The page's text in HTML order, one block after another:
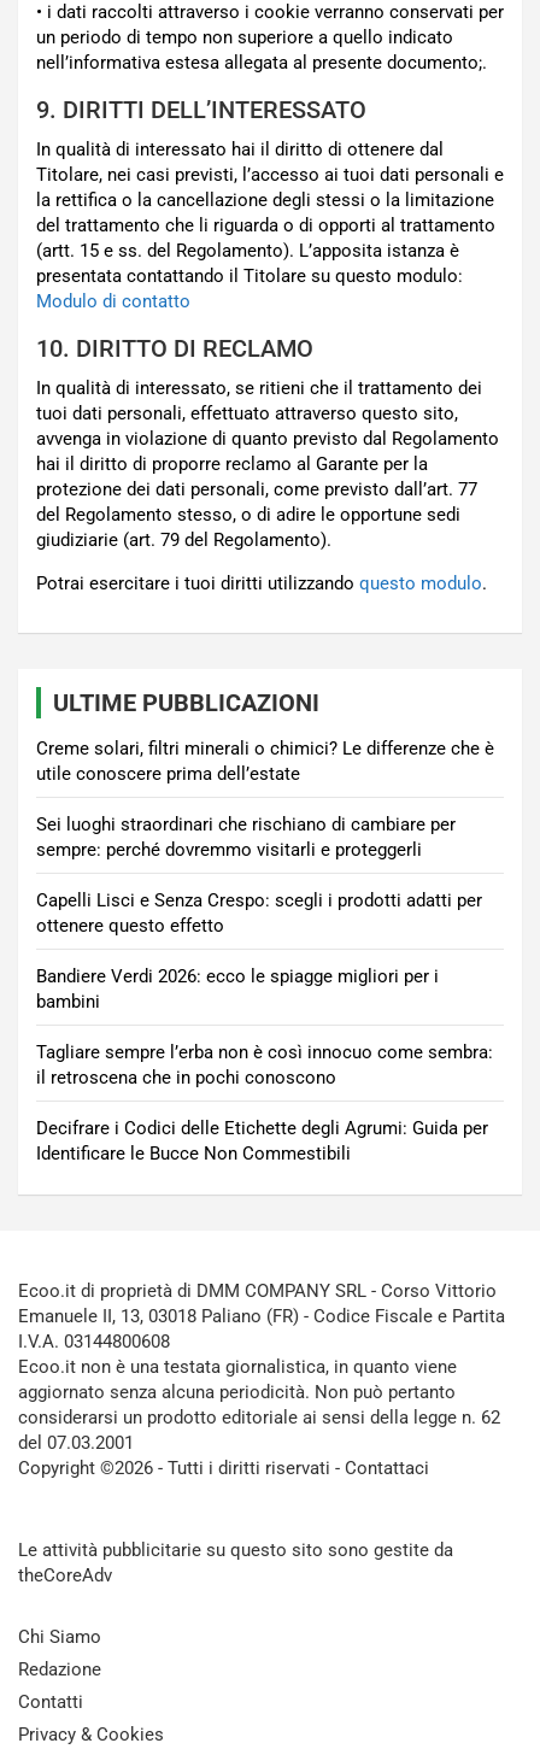
• i dati raccolti attraverso i cookie verranno conservati per
un periodo di tempo non superiore a quello indicato
nell’informativa estesa allegata al presente documento;.
9. DIRITTI DELL’INTERESSATO
In qualità di interessato hai il diritto di ottenere dal
Titolare, nei casi previsti, l’accesso ai tuoi dati personali e
la rettifica o la cancellazione degli stessi o la limitazione
del trattamento che li riguarda o di opporti al trattamento
(artt. 15 e ss. del Regolamento). L’apposita istanza è
presentata contattando il Titolare su questo modulo:
Modulo di contatto
10. DIRITTO DI RECLAMO
In qualità di interessato, se ritieni che il trattamento dei
tuoi dati personali, effettuato attraverso questo sito,
avvenga in violazione di quanto previsto dal Regolamento
hai il diritto di proporre reclamo al Garante per la
protezione dei dati personali, come previsto dall’art. 77
del Regolamento stesso, o di adire le opportune sedi
giudiziarie (art. 79 del Regolamento).
Potrai esercitare i tuoi diritti utilizzando questo modulo.
ULTIME PUBBLICAZIONI
Creme solari, filtri minerali o chimici? Le differenze che è
utile conoscere prima dell’estate
Sei luoghi straordinari che rischiano di cambiare per
sempre: perché dovremmo visitarli e proteggerli
Capelli Lisci e Senza Crespo: scegli i prodotti adatti per
ottenere questo effetto
Bandiere Verdi 2026: ecco le spiagge migliori per i
bambini
Tagliare sempre l’erba non è così innocuo come sembra:
il retroscena che in pochi conoscono
Decifrare i Codici delle Etichette degli Agrumi: Guida per
Identificare le Bucce Non Commestibili
Ecoo.it di proprietà di DMM COMPANY SRL - Corso Vittorio
Emanuele II, 13, 03018 Paliano (FR) - Codice Fiscale e Partita
I.V.A. 03144800608
Ecoo.it non è una testata giornalistica, in quanto viene
aggiornato senza alcuna periodicità. Non può pertanto
considerarsi un prodotto editoriale ai sensi della legge n. 62
del 07.03.2001
Copyright ©2026 - Tutti i diritti riservati - Contattaci
Le attività pubblicitarie su questo sito sono gestite da
theCoreAdv
Chi Siamo
Redazione
Contatti
Privacy & Cookies